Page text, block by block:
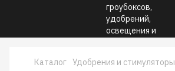
Каталог Удобрения и стимуляторы